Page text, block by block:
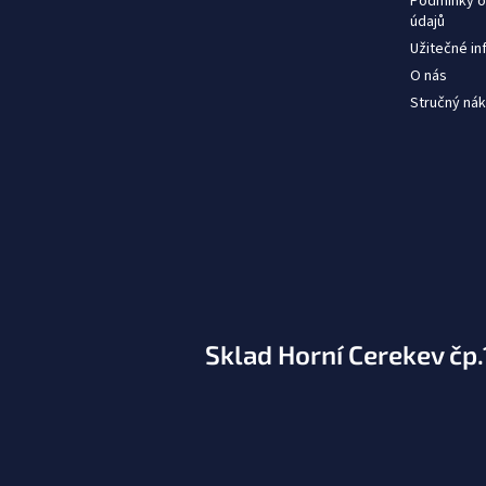
údajů
Užitečné
O nás
Stručný
Sklad Horní Cerekev